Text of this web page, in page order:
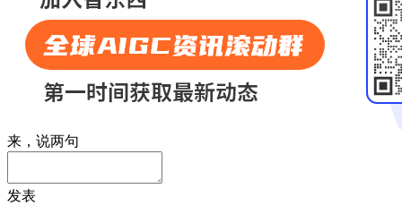
来，说两句
发表